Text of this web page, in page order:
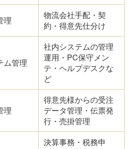
理
物流会社手配・契
約・得意先仕分け
ム管理
社内システムの管理
運用・PC保守メン
テ・ヘルプデスクな
ど
理
得意先様からの受注
データ管理・伝票発
行・売掛管理
決算事務・税務申